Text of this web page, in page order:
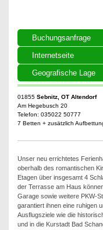
Buchungsanfrage
Internetseite
Geografische Lage
01855 Sebnitz, OT Altendorf
Am Hegebusch 20
Telefon: 035022 50777
7 Betten + zusätzlich
Unser neu errichtetes
oberhalb des romantischen
Etagen über insgesamt 4
der Terrasse am Haus
Garage sowie weitere PKW-
garantiert ihnen eine ruhigen
Ausflugsziele wie die
und in die Kurstadt Bad